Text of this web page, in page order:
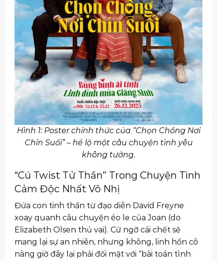
Hình 1: Poster chính thức của “Chọn Chồng Nơi
Chín Suối” – hé lộ một câu chuyện tình yêu
không tưởng.
“Cú Twist Tử Thần” Trong Chuyện Tình
Cảm Độc Nhất Vô Nhị
Đứa con tinh thần từ đạo diễn David Freyne
xoay quanh câu chuyện éo le của Joan (do
Elizabeth Olsen thủ vai). Cứ ngỡ cái chết sẽ
mang lại sự an nhiên, nhưng không, linh hồn cô
nàng giờ đây lại phải đối mặt với “bài toán tình